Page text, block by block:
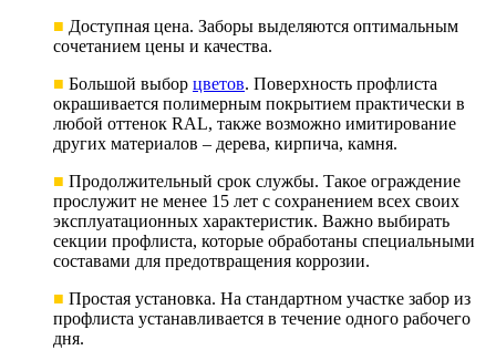
■ Доступная цена. Заборы выделяются оптимальным
сочетанием цены и качества.
■ Большой выбор цветов. Поверхность профлиста
окрашивается полимерным покрытием практически в
любой оттенок RAL, также возможно имитирование
других материалов – дерева, кирпича, камня.
■ Продолжительный срок службы. Такое ограждение
прослужит не менее 15 лет с сохранением всех своих
эксплуатационных характеристик. Важно выбирать
секции профлиста, которые обработаны специальными
составами для предотвращения коррозии.
■ Простая установка. На стандартном участке забор из
профлиста устанавливается в течение одного рабочего
дня.